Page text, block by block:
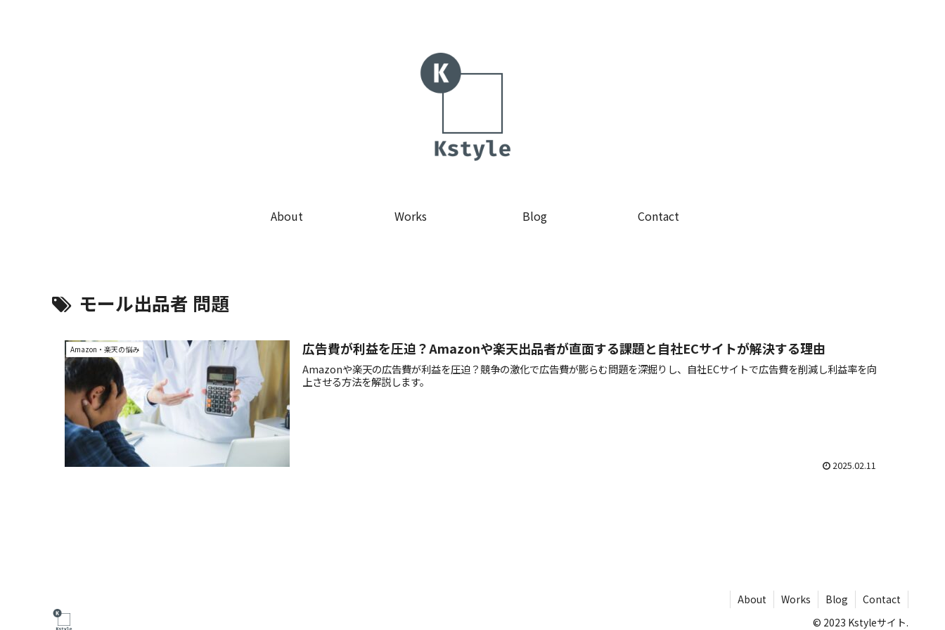
About Works Blog Contact
モール出品者 問題
Amazon・楽天の悩み 広告費が利益を圧迫？Amazonや楽天出品者が直面する課題と自社ECサイトが解決する理由
Amazonや楽天の広告費が利益を圧迫？競争の激化で広告費が膨らむ問題を深掘りし、自社ECサイトで広告費を削減し利益率を向
上させる方法を解説します。
2025.02.11
About Works Blog
Contact
© 2023 Kstyleサイト.